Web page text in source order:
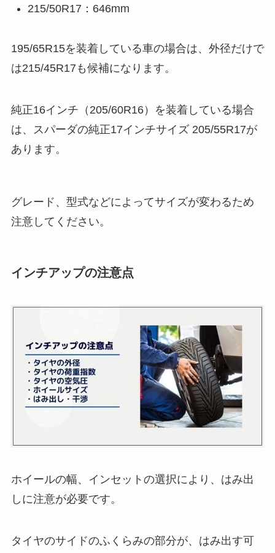
215/50R17：646mm
195/65R15を装着している車の場合は、外径だけで
は215/45R17も候補になります。
純正16インチ（205/60R16）を装着している場合
は、スパーダの純正17インチサイズ 205/55R17が
あります。
グレード、型式などによってサイズが変わるため
注意してください。
インチアップの注意点
ホイールの幅、インセットの選択により、はみ出
しに注意が必要です。
タイヤのサイドのふくらみの部分が、はみ出す可